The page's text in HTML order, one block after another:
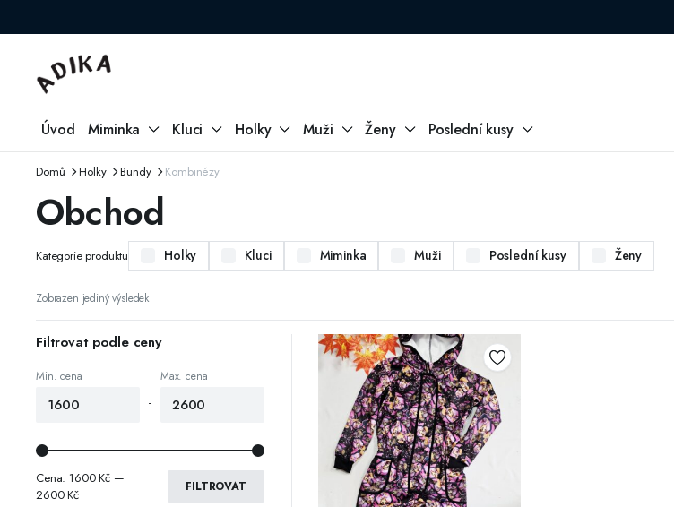
Úvod Miminka Kluci Holky Muži Ženy Poslední kusy
Domů Holky Bundy Kombinézy
Obchod
Kategorie produktu Holky Kluci Miminka Muži Poslední kusy Ženy
Zobrazen jediný výsledek
Filtrovat podle ceny
Min. cena
-
Max. cena
FILTROVAT
Cena: 1600 Kč—
2600 Kč